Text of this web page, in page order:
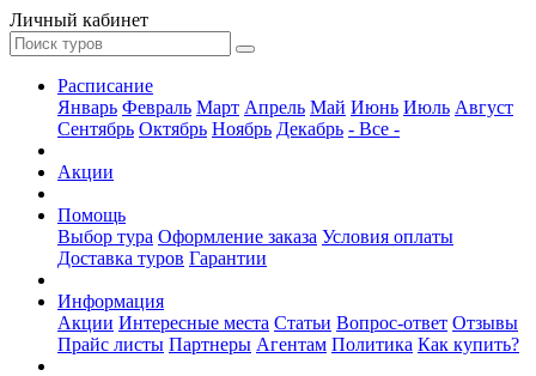
Личный кабинет
Расписание
Январь Февраль Март Апрель Май Июнь Июль Август
Сентябрь Октябрь Ноябрь Декабрь - Все -
Акции
Помощь
Выбор тура Оформление заказа Условия оплаты
Доставка туров Гарантии
Информация
Акции Интересные места Статьи Вопрос-ответ Отзывы
Прайс листы Партнеры Агентам Политика Как купить?